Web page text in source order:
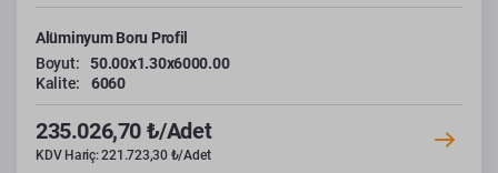
Alüminyum Boru Profil
Boyut:
50.00x1.30x6000.00
Kalite:
6060
235.026,70 ₺/Adet
KDV Hariç: 221.723,30 ₺/Adet